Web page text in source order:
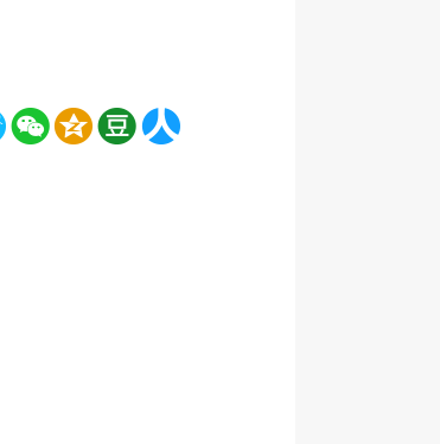
腾 微 空 豆